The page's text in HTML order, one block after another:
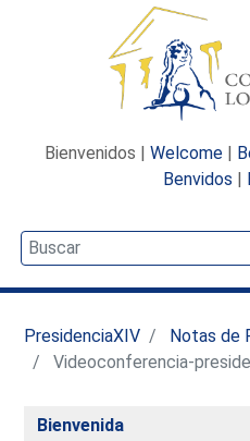
Bienvenidos | Welcome |
Benvidos |
PresidenciaXIV
Notas de
Videoconferencia-
Bienvenida